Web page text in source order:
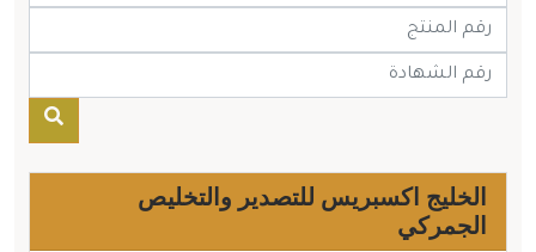
الخليج اكسبريس للتصدير والتخليص
الجمركي